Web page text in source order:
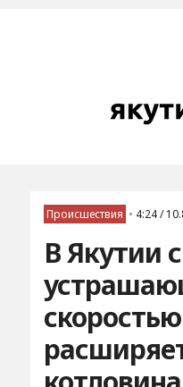
Происшествия • 4:24 /
В Якутии с
скоростью